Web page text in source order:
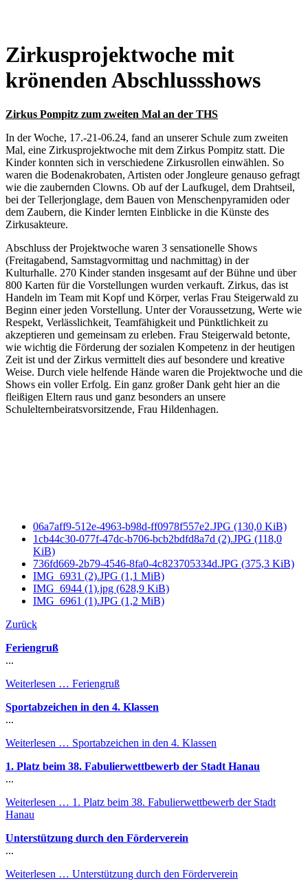
Zirkusprojektwoche mit
krönenden Abschlussshows
Zirkus Pompitz zum zweiten Mal an der THS
In der Woche, 17.-21-06.24, fand an unserer Schule zum zweiten
Mal, eine Zirkusprojektwoche mit dem Zirkus Pompitz statt. Die
Kinder konnten sich in verschiedene Zirkusrollen einwählen. So
waren die Bodenakrobaten, Artisten oder Jongleure genauso gefragt
wie die zaubernden Clowns. Ob auf der Laufkugel, dem Drahtseil,
bei der Tellerjonglage, dem Bauen von Menschenpyramiden oder
dem Zaubern, die Kinder lernten Einblicke in die Künste des
Zirkusakteure.
Abschluss der Projektwoche waren 3 sensationelle Shows
(Freitagabend, Samstagvormittag und nachmittag) in der
Kulturhalle. 270 Kinder standen insgesamt auf der Bühne und über
800 Karten für die Vorstellungen wurden verkauft. Zirkus, das ist
Handeln im Team mit Kopf und Körper, verlas Frau Steigerwald zu
Beginn einer jeden Vorstellung. Unter der Voraussetzung, Werte wie
Respekt, Verlässlichkeit, Teamfähigkeit und Pünktlichkeit zu
akzeptieren und gemeinsam zu erleben. Frau Steigerwald betonte,
wie wichtig die Förderung der sozialen Kompetenz in der heutigen
Zeit ist und der Zirkus vermittelt dies auf besondere und kreative
Weise. Durch viele helfende Hände waren die Projektwoche und die
Shows ein voller Erfolg. Ein ganz großer Dank geht hier an die
fleißigen Eltern raus und ganz besonders an unsere
Schulelternbeiratsvorsitzende, Frau Hildenhagen.
06a7aff9-512e-4963-b98d-ff0978f557e2.JPG (130,0 KiB)
1cb44c30-077f-47dc-b706-bcb2bdfd8a7d (2).JPG (118,0
KiB)
736fd669-2b79-4546-8fa0-4c823705334d.JPG (375,3 KiB)
IMG_6931 (2).JPG (1,1 MiB)
IMG_6944 (1).jpg (628,9 KiB)
IMG_6961 (1).JPG (1,2 MiB)
Zurück
Feriengruß
...
Weiterlesen … Feriengruß
Sportabzeichen in den 4. Klassen
...
Weiterlesen … Sportabzeichen in den 4. Klassen
1. Platz beim 38. Fabulierwettbewerb der Stadt Hanau
...
Weiterlesen … 1. Platz beim 38. Fabulierwettbewerb der Stadt
Hanau
Unterstützung durch den Förderverein
...
Weiterlesen … Unterstützung durch den Förderverein